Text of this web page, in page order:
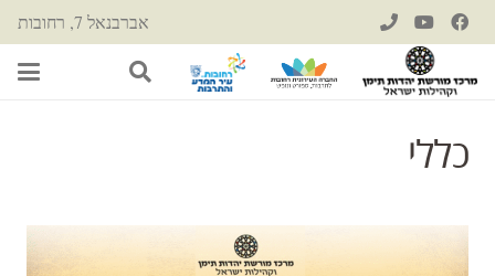
אברבנאל 7, רחובות
כללי